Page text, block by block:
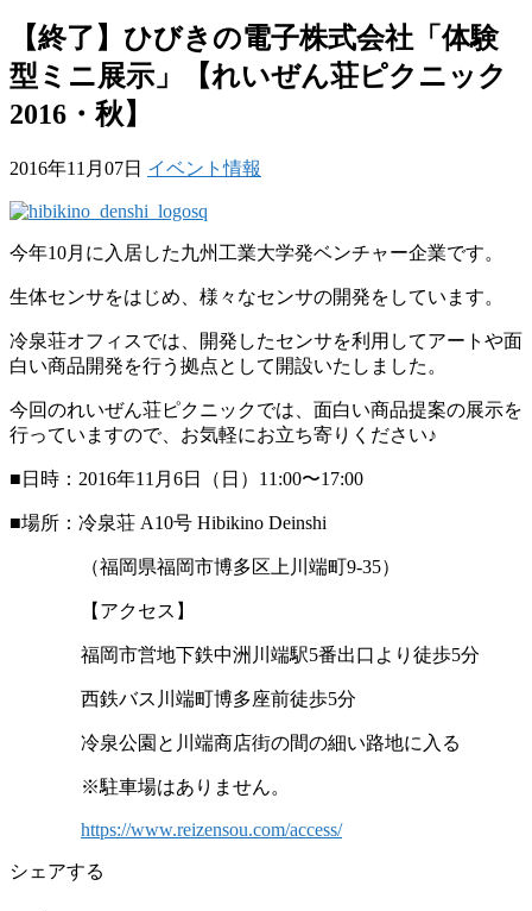
【終了】ひびきの電子株式会社「体験
型ミニ展示」【れいぜん荘ピクニック
2016・秋】
2016年11月07日 イベント情報
今年10月に入居した九州工業大学発ベンチャー企業です。
生体センサをはじめ、様々なセンサの開発をしています。
冷泉荘オフィスでは、開発したセンサを利用してアートや面
白い商品開発を行う拠点として開設いたしました。
今回のれいぜん荘ピクニックでは、面白い商品提案の展示を
行っていますので、お気軽にお立ち寄りください♪
■日時：2016年11月6日（日）11:00〜17:00
■場所：冷泉荘 A10号 Hibikino Deinshi
（福岡県福岡市博多区上川端町9-35）
【アクセス】
福岡市営地下鉄中洲川端駅5番出口より徒歩5分
西鉄バス川端町博多座前徒歩5分
冷泉公園と川端商店街の間の細い路地に入る
※駐車場はありません。
https://www.reizensou.com/access/
シェアする